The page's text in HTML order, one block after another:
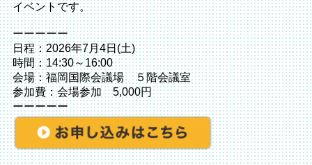
イベントです。
ーーーーー
日程：2026年7月4日(土)
時間：14:30～16:00
会場：福岡国際会議場 ５階会議室
参加費：会場参加 5,000円
ーーーーー